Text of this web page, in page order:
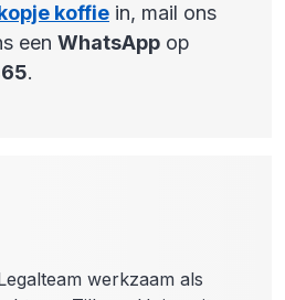
koffie in, mail ons
een WhatsApp op
.
werkzaam als